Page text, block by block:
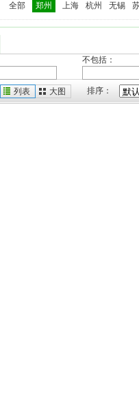
全部 郑州 上海 杭州 无锡
不包括：
列表 大图 排序：